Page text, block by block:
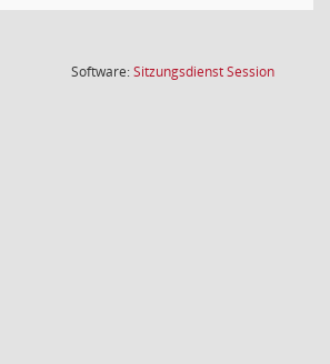
Software:SitzungsdienstSession(Wird in